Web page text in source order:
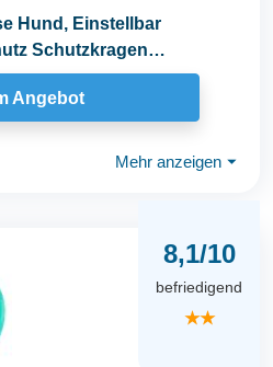
Hund, Einstellbar
Schutzkragen
Angebot
Mehr anzeigen ⏷
8,1/10
befriedigend
★★